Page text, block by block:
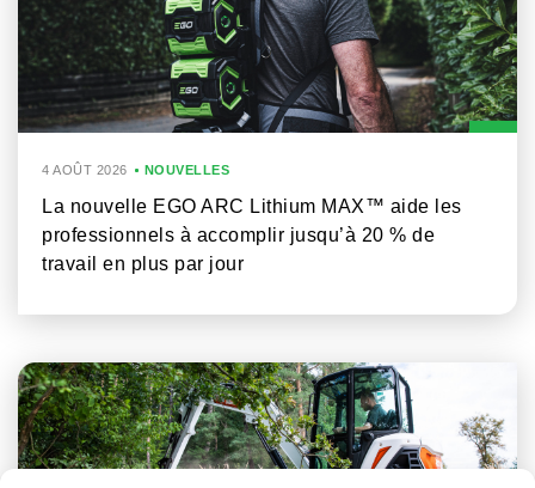
4 AOÛT 2026 NOUVELLES
La nouvelle EGO ARC Lithium MAX™ aide les
professionnels à accomplir jusqu’à 20 % de
travail en plus par jour